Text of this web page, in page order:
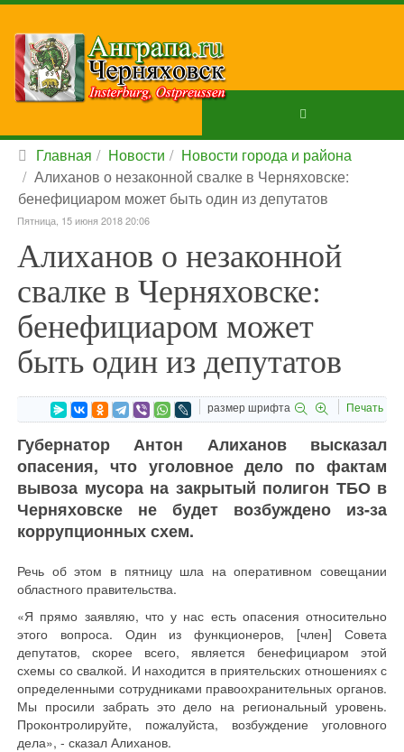
Главная Новости
Новости города и района
Алиханов о незаконной свалке в Черняховске:
бенефициаром может быть один из депутатов
Пятница, 15 июня 2018 20:06
Алиханов о незаконной
свалке в Черняховске:
бенефициаром может
быть один из депутатов
размер шрифта Печать
Губернатор Антон Алиханов высказал
опасения, что уголовное дело по фактам
вывоза мусора на закрытый полигон ТБО в
Черняховске не будет возбуждено из-за
коррупционных схем.
Речь об этом в пятницу шла на оперативном совещании
областного правительства.
«Я прямо заявляю, что у нас есть опасения относительно
этого вопроса. Один из функционеров, [член] Совета
депутатов, скорее всего, является бенефициаром этой
схемы со свалкой. И находится в приятельских отношениях с
определенными сотрудниками правоохранительных органов.
Мы просили забрать это дело на региональный уровень.
Проконтролируйте, пожалуйста, возбуждение уголовного
дела», - сказал Алиханов.